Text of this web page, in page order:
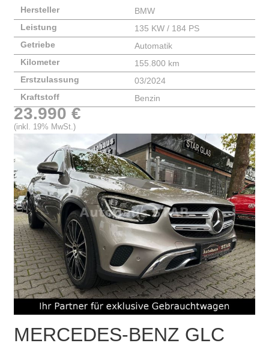
Hersteller
BMW
Leistung
135 KW / 184 PS
Getriebe
Automatik
Kilometer
155.800 km
Erstzulassung
03/2024
Kraftstoff
Benzin
23.990 €
(inkl. 19% MwSt.)
MERCEDES-BENZ GLC